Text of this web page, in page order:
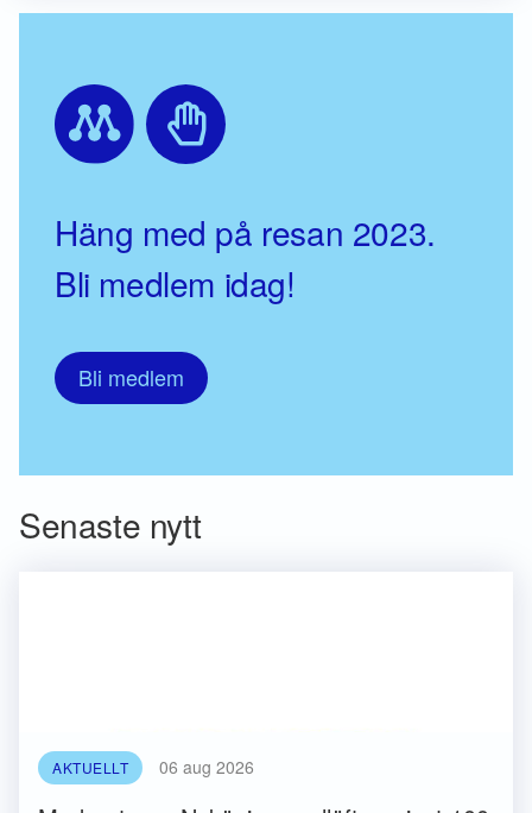
Häng med på resan 2023.
Bli medlem idag!
Bli medlem
Senaste nytt
AKTUELLT 06 aug 2026